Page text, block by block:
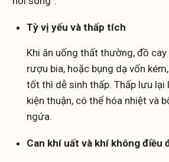
Tỳ vị yếu và thấp tích
Khi ăn uống thất thường, đồ
rượu bia, hoặc bụng dạ vốn
tốt thì dễ sinh thấp. Thấp lưu lại
kiện thuận, có thể hóa nhiệt và
ngứa.
Can khí uất và khí không điều